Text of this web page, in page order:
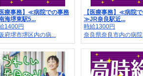
医療事務】≪病院での事務
海堺東駅5...
1400円
府堺市堺区内の病...
【医療事務】≪病院
≫JR奈良駅近...
時給1300円
奈良県奈良市内の病院